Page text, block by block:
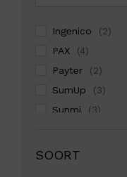
Ingenico (2)
PAX (4)
Payter (2)
SumUp (3)
Sunmi (3)
SOORT